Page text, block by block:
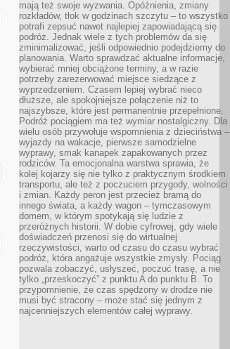
mają też swoje wyzwania. Opóźnienia, zmiany
rozkładów, tłok w godzinach szczytu – to wszystko
potrafi zepsuć nawet najlepiej zapowiadającą się
podróż. Jednak wiele z tych problemów da się
zminimalizować, jeśli odpowiednio podejdziemy do
planowania. Warto sprawdzać aktualne informacje,
wybierać mniej obciążone terminy, a w razie
potrzeby zarezerwować miejsce siedzące z
wyprzedzeniem. Czasem lepiej wybrać nieco
dłuższe, ale spokojniejsze połączenie niż to
najszybsze, które jest permanentnie przepełnione.
Podróż pociągiem ma też wymiar nostalgiczny. Dla
wielu osób przywołuje wspomnienia z dzieciństwa –
wyjazdy na wakacje, pierwsze samodzielne
wyprawy, smak kanapek zapakowanych przez
rodziców. Ta emocjonalna warstwa sprawia, że
kolej kojarzy się nie tylko z praktycznym środkiem
transportu, ale też z poczuciem przygody, wolności
i zmian. Każdy peron jest przecież bramą do
innego świata, a każdy wagon – tymczasowym
domem, w którym spotykają się ludzie z
przeróżnych historii. W dobie cyfrowej, gdy wiele
doświadczeń przenosi się do wirtualnej
rzeczywistości, warto od czasu do czasu wybrać
podróż, która angażuje wszystkie zmysły. Pociąg
pozwala zobaczyć, usłyszeć, poczuć trasę, a nie
tylko „przeskoczyć” z punktu A do punktu B. To
przypomnienie, że czas spędzony w drodze nie
musi być stracony – może stać się jednym z
najcenniejszych elementów całej wyprawy.